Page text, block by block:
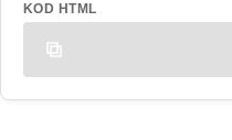
KOD HTML